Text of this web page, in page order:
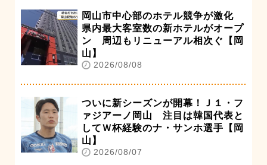
岡山市中心部のホテル競争が激化
県内最大客室数の新ホテルがオープ
ン 周辺もリニューアル相次ぐ【岡
山】
2026/08/08
ついに新シーズンが開幕！Ｊ１・フ
ァジアーノ岡山 注目は韓国代表と
してＷ杯経験のナ・サンホ選手【岡
山】
2026/08/07